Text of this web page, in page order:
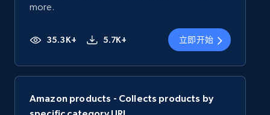
more.
35.3K+ 5.7K+ 立即开始
Amazon products - Collects products by